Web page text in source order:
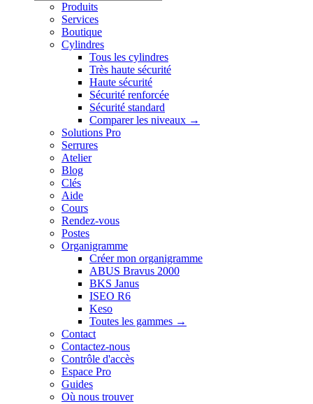
Produits
Services
Boutique
Cylindres
Tous les cylindres
Très haute sécurité
Haute sécurité
Sécurité renforcée
Sécurité standard
Comparer les niveaux →
Solutions Pro
Serrures
Atelier
Blog
Clés
Aide
Cours
Rendez-vous
Postes
Organigramme
Créer mon organigramme
ABUS Bravus 2000
BKS Janus
ISEO R6
Keso
Toutes les gammes →
Contact
Contactez-nous
Contrôle d'accès
Espace Pro
Guides
Où nous trouver